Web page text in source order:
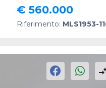
€ 560.000
Riferimento: MLS1953-